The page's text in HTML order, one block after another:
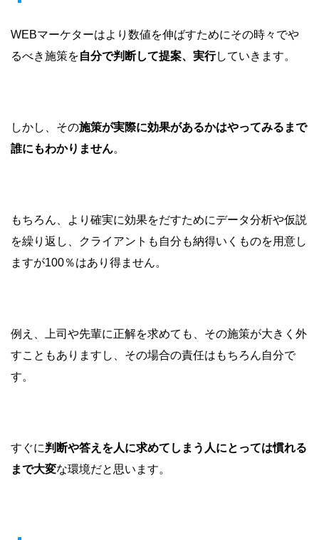
WEBマーケターはより数値を伸ばすためにその時々でや
るべき施策を自分で判断して提案、実行していきます。
しかし、その施策が実際に効果があるかはやってみるまで
誰にもわかりません。
もちろん、より確実に効果をだすためにデータ分析や仮説
を繰り返し、クライアントも自分も納得いくものを用意し
ますが100％はあり得ません。
例え、上司や先輩に正解を求めても、その施策が大きく外
すこともありますし、その場合の責任はもちろん自分で
す。
すぐに判断や答えを人に求めてしまう人にとっては慣れる
まで大変な環境だと思います。